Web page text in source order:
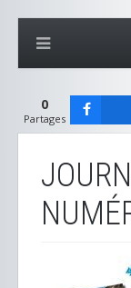
0
Partages